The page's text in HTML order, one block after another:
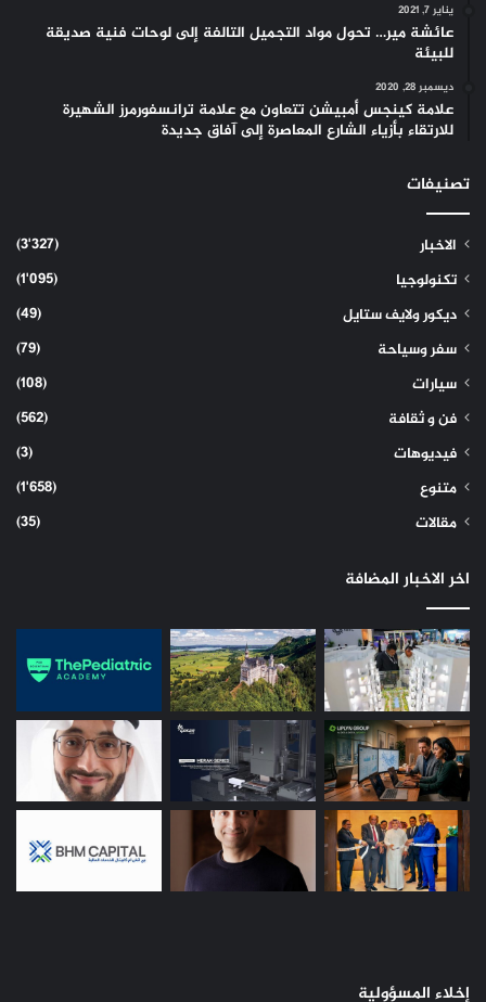
يناير 7, 2021
عائشة مير… تحول مواد التجميل التالفة إلى لوحات فنية صديقة
للبيئة
ديسمبر 28, 2020
علامة كينجس أمبيشن تتعاون مع علامة ترانسفورمرز الشهيرة
للارتقاء بأزياء الشارع المعاصرة إلى آفاق جديدة
تصنيفات
الاخبار
(3٬327)
تكنولوجيا
(1٬095)
ديكور ولايف ستايل
(49)
سفر وسياحة
(79)
سيارات
(108)
فن و ثقافة
(562)
فيديوهات
(3)
متنوع
(1٬658)
مقالات
(35)
اخر الاخبار المضافة
إخلاء المسؤولية